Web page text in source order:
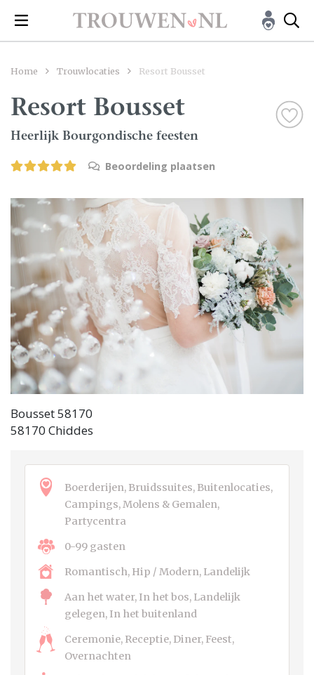
Home Trouwlocaties Resort Bousset
Resort Bousset
Heerlijk Bourgondische feesten
Beoordeling plaatsen
Bousset 58170
58170 Chiddes
Boerderijen, Bruidssuites, Buitenlocaties,
Campings, Molens & Gemalen,
Partycentra
0-99 gasten
Romantisch, Hip / Modern, Landelijk
Aan het water, In het bos, Landelijk
gelegen, In het buitenland
Ceremonie, Receptie, Diner, Feest,
Overnachten